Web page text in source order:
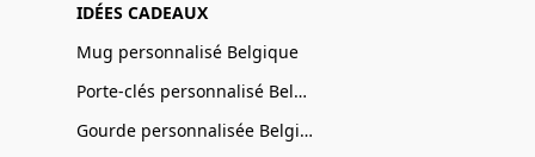
IDÉES CADEAUX
Mug personnalisé Belgique
Porte-clés personnalisé Belgique
Gourde personnalisée Belgique